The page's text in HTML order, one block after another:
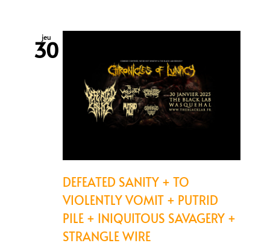
jeu
30
DEFEATED SANITY + TO
VIOLENTLY VOMIT + PUTRID
PILE + INIQUITOUS SAVAGERY +
STRANGLE WIRE